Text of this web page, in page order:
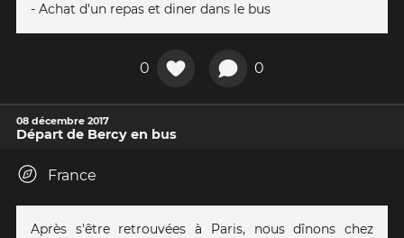
- Achat d'un repas et diner dans le bus
0 0
08 décembre 2017
Départ de Bercy en bus
France
Après s'être retrouvées à Paris, nous dînons chez